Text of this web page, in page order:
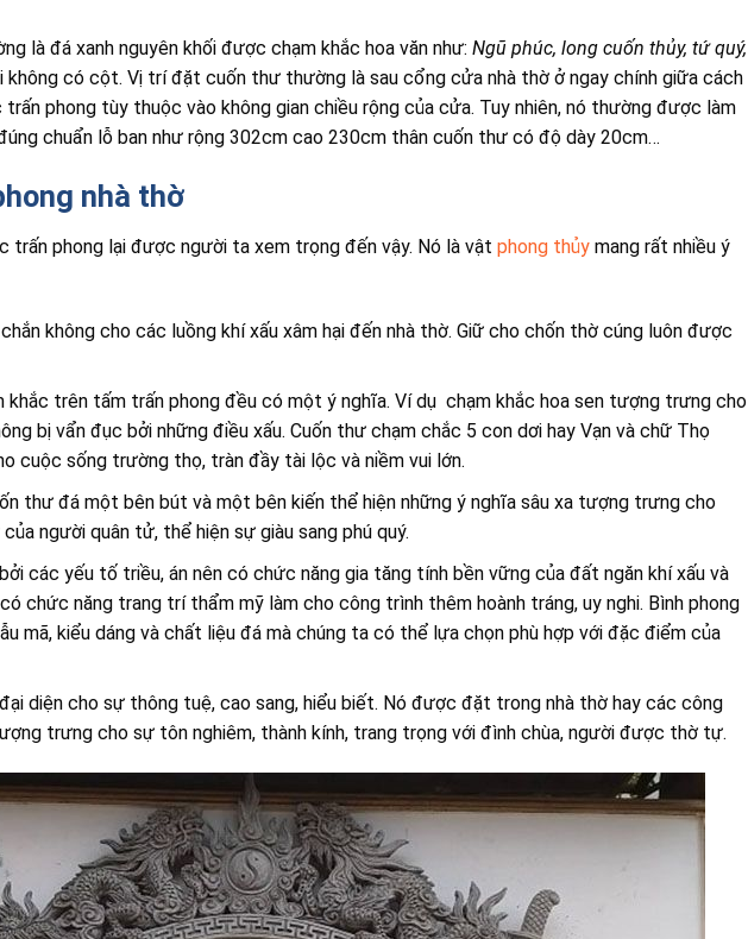
là đá xanh nguyên khối được chạm khắc hoa văn như: Ngũ phúc, long cuốn thủy, tứ quý,
không có cột. Vị trí đặt cuốn thư thường là sau cổng cửa nhà thờ ở ngay chính giữa cách
phong tùy thuộc vào không gian chiều rộng của cửa. Tuy nhiên, nó thường được làm
chuẩn lỗ ban như rộng 302cm cao 230cm thân cuốn thư có độ dày 20cm…
nhà thờ
trấn phong lại được người ta xem trọng đến vậy. Nó là vật phong thủy mang rất nhiều ý
không cho các luồng khí xấu xâm hại đến nhà thờ. Giữ cho chốn thờ cúng luôn được
khắc trên tấm trấn phong đều có một ý nghĩa. Ví dụ chạm khắc hoa sen tượng trưng cho
bị vẩn đục bởi những điều xấu. Cuốn thư chạm chắc 5 con dơi hay Vạn và chữ Thọ
cuộc sống trường thọ, tràn đầy tài lộc và niềm vui lớn.
thư đá một bên bút và một bên kiến thể hiện những ý nghĩa sâu xa tượng trưng cho
người quân tử, thể hiện sự giàu sang phú quý.
các yếu tố triều, án nên có chức năng gia tăng tính bền vững của đất ngăn khí xấu và
chức năng trang trí thẩm mỹ làm cho công trình thêm hoành tráng, uy nghi. Bình phong
mã, kiểu dáng và chất liệu đá mà chúng ta có thể lựa chọn phù hợp với đặc điểm của
diện cho sự thông tuệ, cao sang, hiểu biết. Nó được đặt trong nhà thờ hay các công
trưng cho sự tôn nghiêm, thành kính, trang trọng với đình chùa, người được thờ tự.